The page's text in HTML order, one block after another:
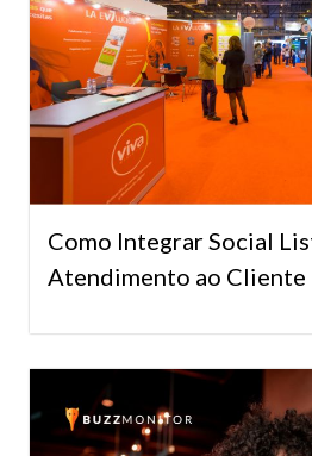
Como Integrar Social
Atendimento ao Cliente